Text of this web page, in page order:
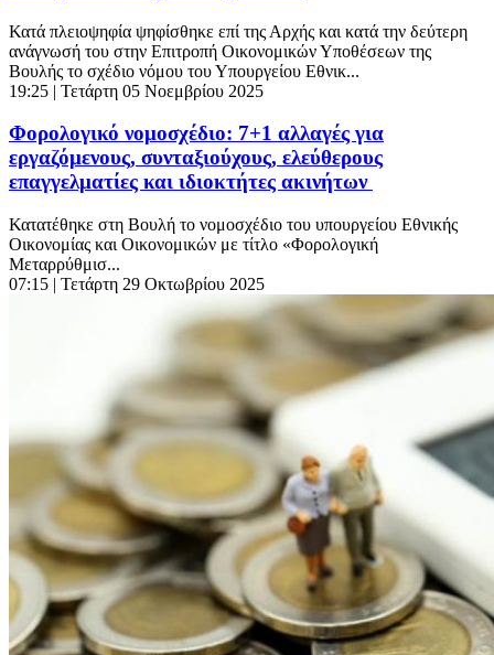
Κατά πλειοψηφία ψηφίσθηκε επί της Αρχής και κατά την δεύτερη
ανάγνωσή του στην Επιτροπή Οικονομικών Υποθέσεων της
Βουλής το σχέδιο νόμου του Υπουργείου Εθνικ...
19:25 | Τετάρτη 05 Νοεμβρίου 2025
Φορολογικό νομοσχέδιο: 7+1 αλλαγές για
εργαζόμενους, συνταξιούχους, ελεύθερους
επαγγελματίες και ιδιοκτήτες ακινήτων
Κατατέθηκε στη Βουλή το νομοσχέδιο του υπουργείου Εθνικής
Οικονομίας και Οικονομικών με τίτλο «Φορολογική
Μεταρρύθμισ...
07:15 | Τετάρτη 29 Οκτωβρίου 2025